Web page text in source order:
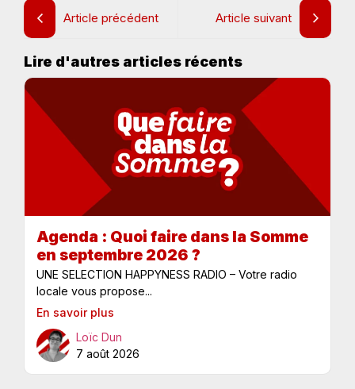
Article précédent Article suivant
Lire d'autres articles récents
Agenda : Quoi faire dans la Somme
en septembre 2026 ?
UNE SELECTION HAPPYNESS RADIO – Votre radio
locale vous propose...
En savoir plus
Loïc Dun
7 août 2026